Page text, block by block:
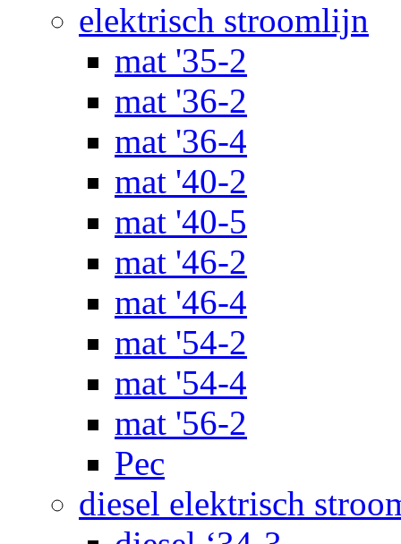
elektrisch stroomlijn
mat '35-2
mat '36-2
mat '36-4
mat '40-2
mat '40-5
mat '46-2
mat '46-4
mat '54-2
mat '54-4
mat '56-2
Pec
diesel elektrisch